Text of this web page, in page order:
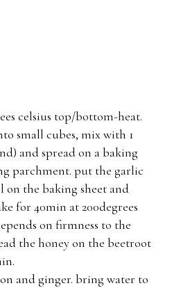
celsius top/bottom-heat.
small cubes, mix with 1
and spread on a baking
parchment. put the garlic
on the baking sheet and
for 40min at 200degrees
on firmness to the
the honey on the beetroot
and ginger. bring water to